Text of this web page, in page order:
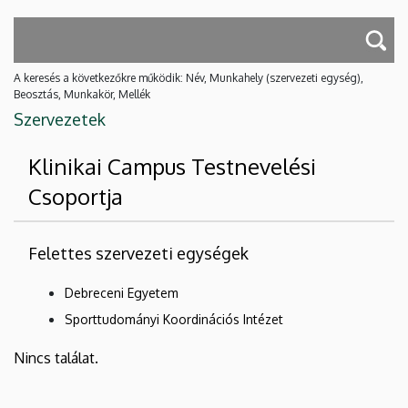
A keresés a következőkre működik: Név, Munkahely (szervezeti egység),
Beosztás, Munkakör, Mellék
Szervezetek
Klinikai Campus Testnevelési
Csoportja
Felettes szervezeti egységek
Debreceni Egyetem
Sporttudományi Koordinációs Intézet
Nincs találat.